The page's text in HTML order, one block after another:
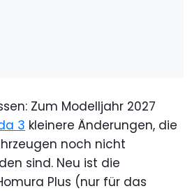
Zum Modelljahr 2027
3 kleinere Änderungen, die
noch nicht
sind. Neu ist die
Plus (nur für das